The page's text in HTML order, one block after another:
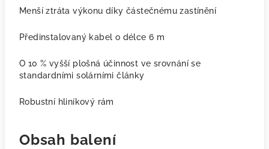
Menší ztráta výkonu díky částečnému zastínění
Předinstalovaný kabel o délce 6 m
O 10 % vyšší plošná účinnost ve srovnání se
standardními solárními články
Robustní hliníkový rám
Obsah balení